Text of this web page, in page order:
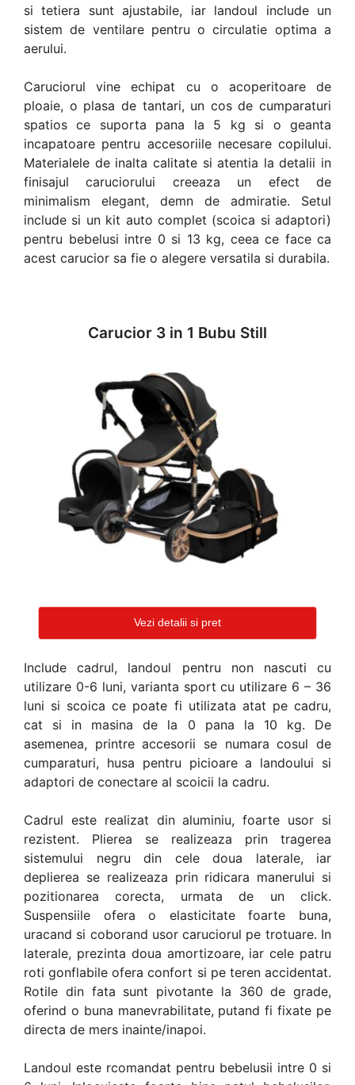
si tetiera sunt ajustabile, iar landoul include un
sistem de ventilare pentru o circulatie optima a
aerului.
Caruciorul vine echipat cu o acoperitoare de
ploaie, o plasa de tantari, un cos de cumparaturi
spatios ce suporta pana la 5 kg si o geanta
incapatoare pentru accesoriile necesare copilului.
Materialele de inalta calitate si atentia la detalii in
finisajul caruciorului creeaza un efect de
minimalism elegant, demn de admiratie. Setul
include si un kit auto complet (scoica si adaptori)
pentru bebelusi intre 0 si 13 kg, ceea ce face ca
acest carucior sa fie o alegere versatila si durabila.
Carucior 3 in 1 Bubu Still
Vezi detalii si pret
Include cadrul, landoul pentru non nascuti cu
utilizare 0-6 luni, varianta sport cu utilizare 6 – 36
luni si scoica ce poate fi utilizata atat pe cadru,
cat si in masina de la 0 pana la 10 kg. De
asemenea, printre accesorii se numara cosul de
cumparaturi, husa pentru picioare a landoului si
adaptori de conectare al scoicii la cadru.
Cadrul este realizat din aluminiu, foarte usor si
rezistent. Plierea se realizeaza prin tragerea
sistemului negru din cele doua laterale, iar
deplierea se realizeaza prin ridicara manerului si
pozitionarea corecta, urmata de un click.
Suspensiile ofera o elasticitate foarte buna,
uracand si coborand usor caruciorul pe trotuare. In
laterale, prezinta doua amortizoare, iar cele patru
roti gonflabile ofera confort si pe teren accidentat.
Rotile din fata sunt pivotante la 360 de grade,
oferind o buna manevrabilitate, putand fi fixate pe
directa de mers inainte/inapoi.
Landoul este rcomandat pentru bebelusii intre 0 si